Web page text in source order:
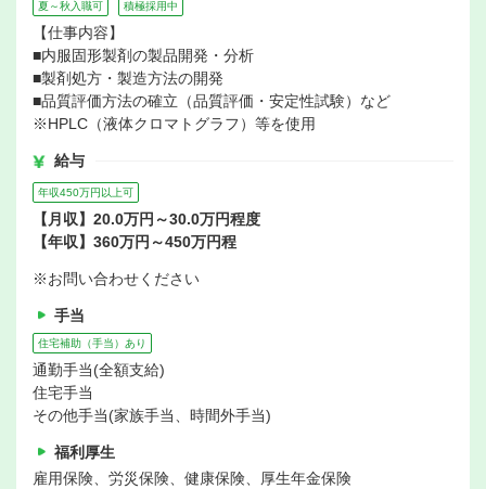
夏～秋入職可 積極採用中
【仕事内容】
■内服固形製剤の製品開発・分析
■製剤処方・製造方法の開発
■品質評価方法の確立（品質評価・安定性試験）など
※HPLC（液体クロマトグラフ）等を使用
給与
年収450万円以上可
【月収】20.0万円～30.0万円程度
【年収】360万円～450万円程
※お問い合わせください
手当
住宅補助（手当）あり
通勤手当(全額支給)
住宅手当
その他手当(家族手当、時間外手当)
福利厚生
雇用保険、労災保険、健康保険、厚生年金保険